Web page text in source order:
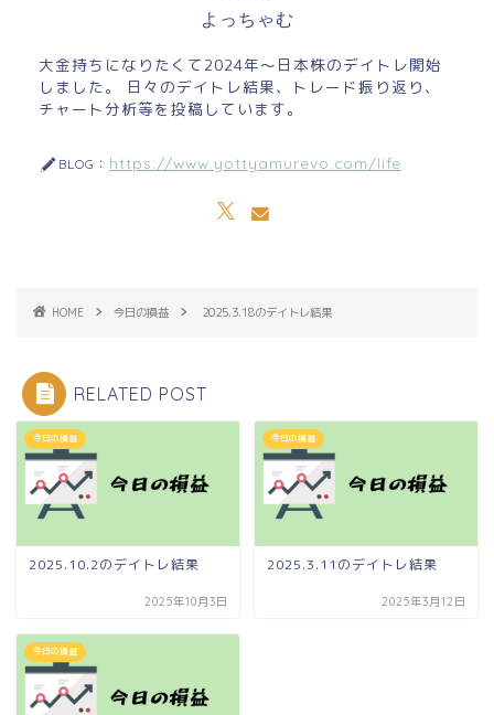
よっちゃむ
大金持ちになりたくて2024年～日本株のデイトレ開始
しました。 日々のデイトレ結果、トレード振り返り、
チャート分析等を投稿しています。
BLOG： https://www.yottyamurevo.com/life
HOME 今日の損益 2025.3.18のデイトレ結果
RELATED POST
今日の損益
2025.10.2のデイトレ結果
2025年10月3日
今日の損益
2025.3.11のデイトレ結果
2025年3月12日
今日の損益